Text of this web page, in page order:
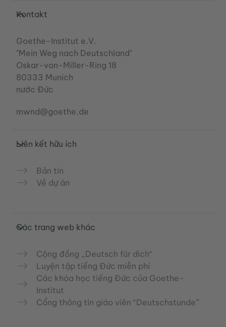
Service- und Informationsbereich
Kontakt
Goethe-Institut e.V.
"Mein Weg nach Deutschland"
Oskar-von-Miller-Ring 18
80333 Munich
nước Đức
mwnd@goethe.de
Liên kết hữu ích
Bản tin
Về dự án
Các trang web khác
Cộng đồng „Deutsch für dich“
Luyện tập tiếng Đức miễn phí
Các khóa học tiếng Đức của Goethe-
Institut
Cổng thông tin giáo viên “Deutschstunde”